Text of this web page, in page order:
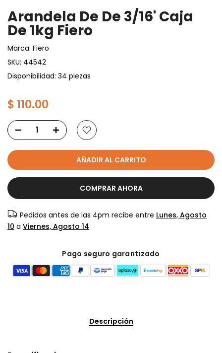
Arandela De De 3/16' Caja
De 1kg Fiero
Marca: Fiero
SKU: 44542
Disponibilidad: 34 piezas
$ 110.00
AÑADIR AL CARRITO
COMPRAR AHORA
Pedidos antes de las 4pm recibe entre Lunes, Agosto
10 a Viernes, Agosto 14
Pago seguro garantizado
Descripción